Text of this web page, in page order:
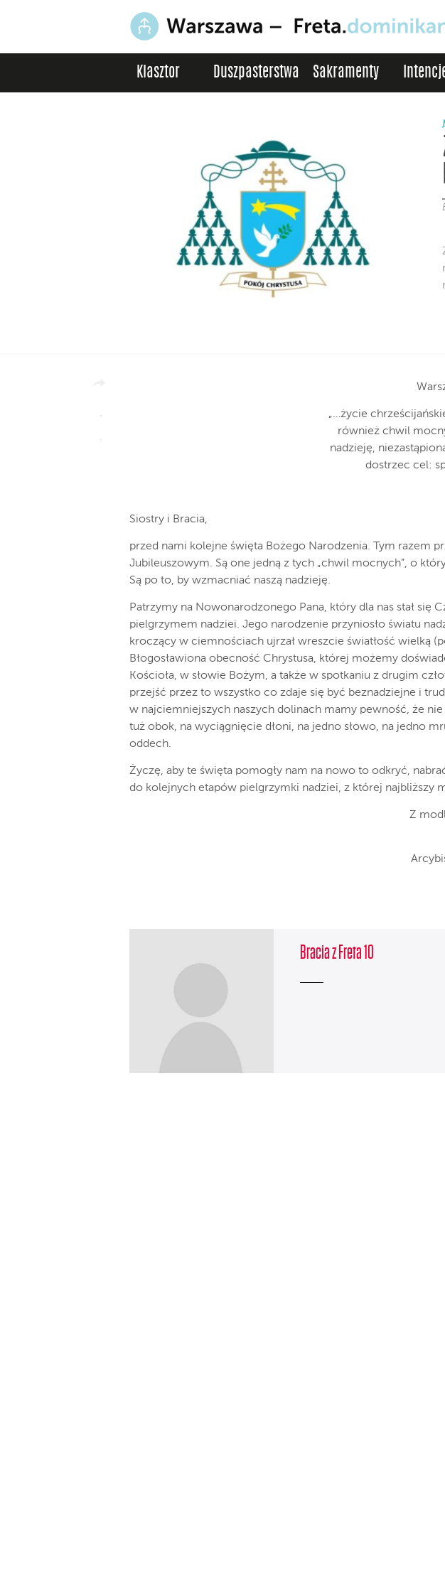
Klasztor Duszpasterstwa Sakramenty
„…życie
również chwil
nadzieję,
dostrzec cel:
Siostry i Bracia,
przed nami kolejne święta Bożego Narodzenia. Tym razem
Jubileuszowym. Są one jedną z tych „chwil mocnych”, o
Są po to, by wzmacniać naszą nadzieję.
Patrzymy na Nowonarodzonego Pana, który dla nas stał się
pielgrzymem nadziei. Jego narodzenie przyniosło światu
kroczący w ciemnościach ujrzał wreszcie światłość wielką
Błogosławiona obecność Chrystusa, której możemy
Kościoła, w słowie Bożym, a także w spotkaniu z drugim
przejść przez to wszystko co zdaje się być beznadziejne i
w najciemniejszych naszych dolinach mamy pewność, że
tuż obok, na wyciągnięcie dłoni, na jedno słowo, na jedno
oddech.
Życzę, aby te święta pomogły nam na nowo to odkryć,
do kolejnych etapów pielgrzymki nadziei, z której najbliższy
Z
Bracia z Freta 10